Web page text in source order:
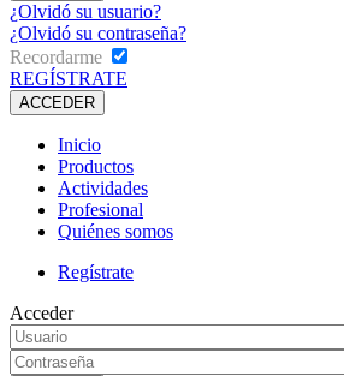
¿Olvidó su usuario?
¿Olvidó su contraseña?
Recordarme
REGÍSTRATE
Inicio
Productos
Actividades
Profesional
Quiénes somos
Regístrate
Acceder